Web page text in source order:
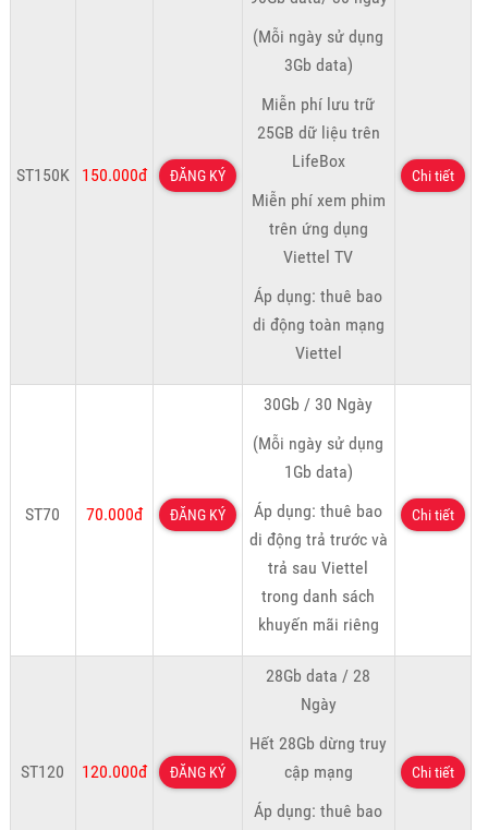
ST150K 150.000đ ĐĂNG KÝ
(Mỗi ngày sử dụng
3Gb data)
Miễn phí lưu trữ
25GB dữ liệu trên
LifeBox
Miễn phí xem phim
trên ứng dụng
Viettel TV
Áp dụng: thuê bao
di động toàn mạng
Viettel
Chi tiết
ST70 70.000đ ĐĂNG KÝ
30Gb / 30 Ngày
(Mỗi ngày sử dụng
1Gb data)
Áp dụng: thuê bao
di động trả trước và
trả sau Viettel
trong danh sách
khuyến mãi riêng
Chi tiết
ST120 120.000đ ĐĂNG KÝ
28Gb data / 28
Ngày
Hết 28Gb dừng truy
cập mạng
Áp dụng: thuê bao
Chi tiết